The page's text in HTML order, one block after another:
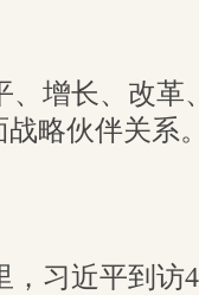
、增长、改革
略伙伴关系
，习近平到访